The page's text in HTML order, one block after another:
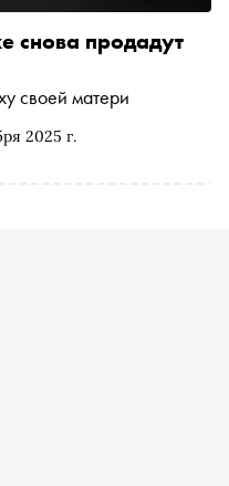
2025 г.
снова продадут
своей матери